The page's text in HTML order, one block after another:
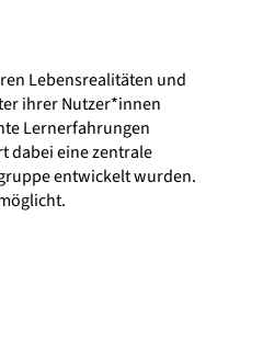
Lebensrealitäten und
ihrer Nutzer*innen
Lernerfahrungen
dabei eine zentrale
entwickelt wurden.